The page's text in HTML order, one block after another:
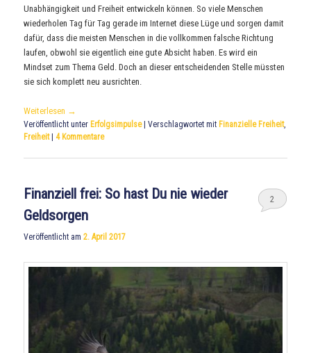
Unabhängigkeit und Freiheit entwickeln können. So viele Menschen
wiederholen Tag für Tag gerade im Internet diese Lüge und sorgen damit
dafür, dass die meisten Menschen in die vollkommen falsche Richtung
laufen, obwohl sie eigentlich eine gute Absicht haben. Es wird ein
Mindset zum Thema Geld. Doch an dieser entscheidenden Stelle müssten
sie sich komplett neu ausrichten.
Weiterlesen →
Veröffentlicht unter Erfolgsimpulse |Verschlagwortet mit Finanzielle Freiheit,
Freiheit |4Kommentare
Finanziell frei: So hast Du nie wieder
Geldsorgen
Veröffentlicht am2. April 2017
2